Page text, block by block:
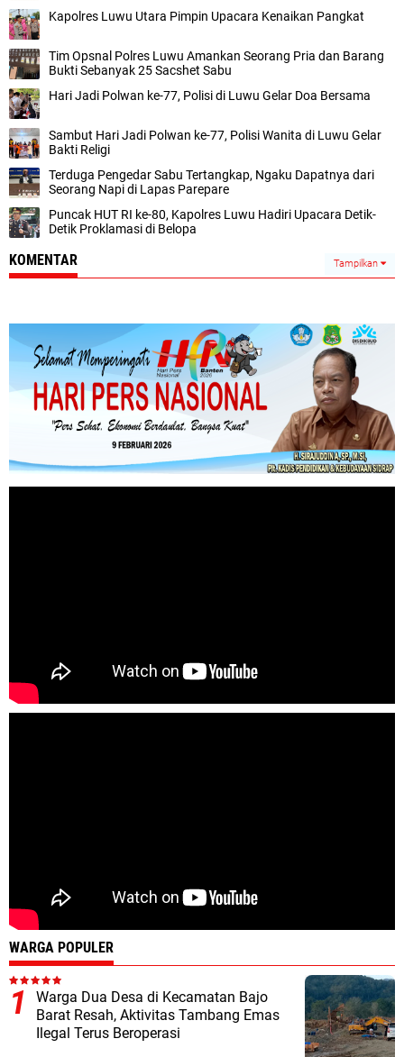
Kapolres Luwu Utara Pimpin Upacara Kenaikan Pangkat
Tim Opsnal Polres Luwu Amankan Seorang Pria dan Barang
Bukti Sebanyak 25 Sacshet Sabu
Hari Jadi Polwan ke-77, Polisi di Luwu Gelar Doa Bersama
Sambut Hari Jadi Polwan ke-77, Polisi Wanita di Luwu Gelar
Bakti Religi
Terduga Pengedar Sabu Tertangkap, Ngaku Dapatnya dari
Seorang Napi di Lapas Parepare
Puncak HUT RI ke-80, Kapolres Luwu Hadiri Upacara Detik-
Detik Proklamasi di Belopa
KOMENTAR Tampilkan
WARGA POPULER
Warga Dua Desa di Kecamatan Bajo
Barat Resah, Aktivitas Tambang Emas
Ilegal Terus Beroperasi